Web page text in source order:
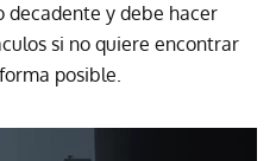
decadente y debe hacer
si no quiere encontrar
posible.